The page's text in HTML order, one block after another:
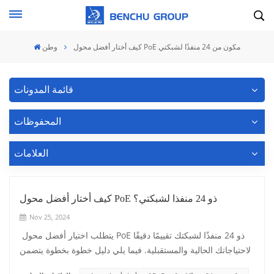
وطن كيف أختار أفضل محول PoE مكون من 24 منفذًا لشبكتي
قائمة المدونات
المحفوظات
العلامات
كيف أختار أفضل محول PoE ذو 24 منفذا لشبكتي؟
Nov 25, 2024
لاحتياجاتك الحالية والمستقبلية. فيما يلي دليل خطوة بخطوة يتضمن